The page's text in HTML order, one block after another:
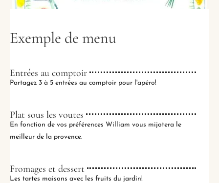
Exemple de menu
Entrées au comptoir
Partagez 3 à 5 entrées au comptoir pour l'apéro!
Plat sous les voutes
En fonction de vos préférences William vous mijotera le
meilleur de la provence.
Fromages et dessert
Les tartes maisons avec les fruits du jardin!